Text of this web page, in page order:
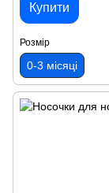
Купити
Розмір
0-3 місяці